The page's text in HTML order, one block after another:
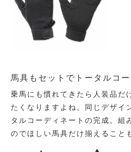
馬具もセットでトータルコ
乗馬にも慣れてきたら人装品だ
たくなりますよね。同じデザイ
タルコーディネートの完成。組
のでほしい馬具だけ揃えること